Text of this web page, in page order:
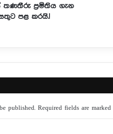
තණතීරු ප්‍රමිතිය ගැන
පළ කරයි.!
published. Required fields are marked